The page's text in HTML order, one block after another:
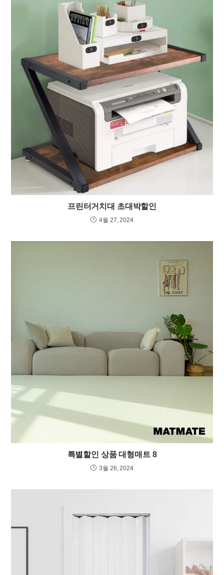
프린터거치대 초대박할인
4월 27, 2024
특별할인 상품 대형매트 8
3월 26, 2024